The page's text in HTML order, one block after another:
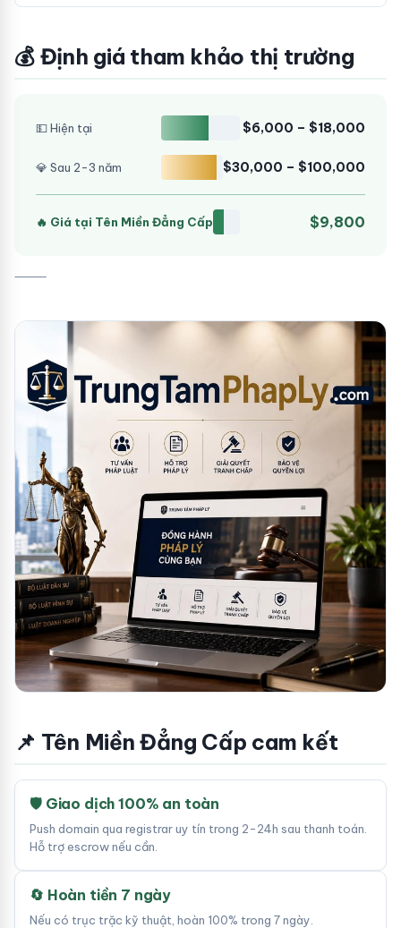
💰 Định giá tham khảo thị trường
💵 Hiện tại $6,000 – $18,000
💎 Sau 2-3 năm $30,000 – $100,000
🔥 Giá tại Tên Miền Đẳng Cấp $9,800
⸻
📌 Tên Miền Đẳng Cấp cam kết
🛡 Giao dịch 100% an toàn
Push domain qua registrar uy tín trong 2-24h sau thanh toán.
Hỗ trợ escrow nếu cần.
🔄 Hoàn tiền 7 ngày
Nếu có trục trặc kỹ thuật, hoàn 100% trong 7 ngày.